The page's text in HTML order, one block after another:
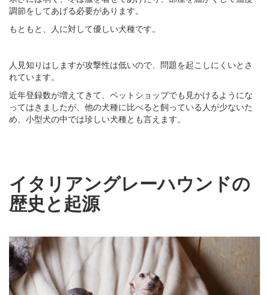
調節をしてあげる必要があります。
もともと、人に対して優しい犬種です。
人見知りはしますが攻撃性は低いので、問題を起こしにくいとさ
れています。
近年登録数が増えてきて、ペットショップでも見かけるようにな
ってはきましたが、他の犬種に比べると飼っている人が少ないた
め、小型犬の中では珍しい犬種とも言えます。
イタリアングレーハウンドの
歴史と起源